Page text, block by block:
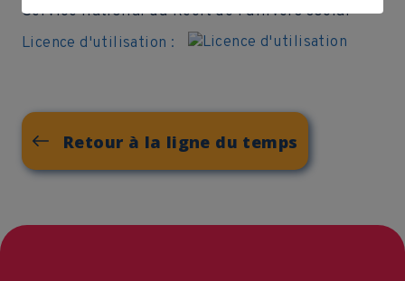
Service national du Récit de l'univers social
Licence d'utilisation :
Retour à la ligne du temps